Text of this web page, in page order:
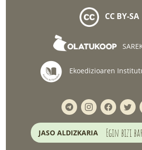
CC BY-SA
Ekoedizioaren
JASO ALDIZKARIA Egin bizi